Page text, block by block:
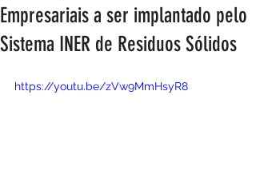
Empresariais a ser implantado pelo
Sistema INER de Residuos Sólidos
https://youtu.be/zVw9MmHsyR8